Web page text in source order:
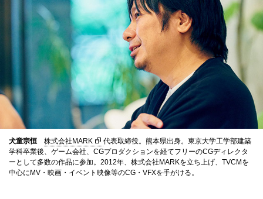
犬童宗恒 株式会社MARK
代表取締役。熊本県出身。東京大学工学部建築
学科卒業後、ゲーム会社、CGプロダクションを経てフリーのCGディレクタ
ーとして多数の作品に参加。2012年、株式会社MARKを立ち上げ、TVCMを
中心にMV・映画・イベント映像等のCG・VFXを手がける。